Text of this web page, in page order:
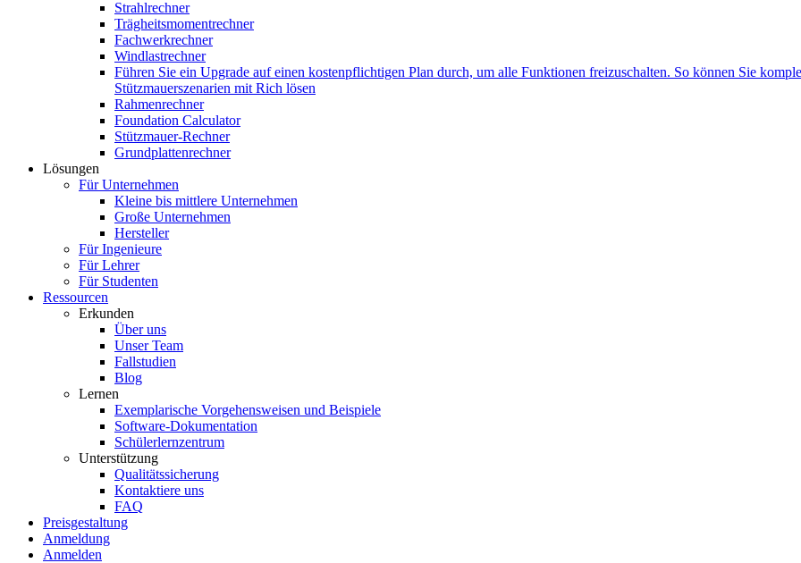
Strahlrechner
Trägheitsmomentrechner
Fachwerkrechner
Windlastrechner
Führen Sie ein Upgrade auf einen kostenpflichtigen Plan durch, um alle Funktionen freizuschalten. So können Sie
Stützmauerszenarien mit Rich lösen
Rahmenrechner
Foundation Calculator
Stützmauer-Rechner
Grundplattenrechner
Lösungen
Für Unternehmen
Kleine bis mittlere Unternehmen
Große Unternehmen
Hersteller
Für Ingenieure
Für Lehrer
Für Studenten
Ressourcen
Erkunden
Über uns
Unser Team
Fallstudien
Blog
Lernen
Exemplarische Vorgehensweisen und Beispiele
Software-Dokumentation
Schülerlernzentrum
Unterstützung
Qualitätssicherung
Kontaktiere uns
FAQ
Preisgestaltung
Anmeldung
Anmelden